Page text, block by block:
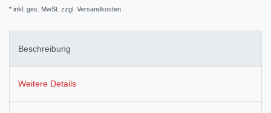
* inkl. ges. MwSt. zzgl. Versandkosten
Beschreibung
Weitere Details